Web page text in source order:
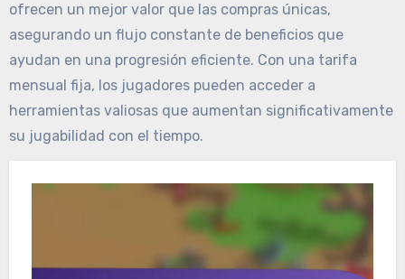
ofrecen un mejor valor que las compras únicas,
asegurando un flujo constante de beneficios que
ayudan en una progresión eficiente. Con una tarifa
mensual fija, los jugadores pueden acceder a
herramientas valiosas que aumentan significativamente
su jugabilidad con el tiempo.